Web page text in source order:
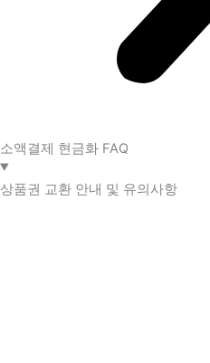
소액결제 현금화 FAQ​
상품권 교환 안내 및 유의사항